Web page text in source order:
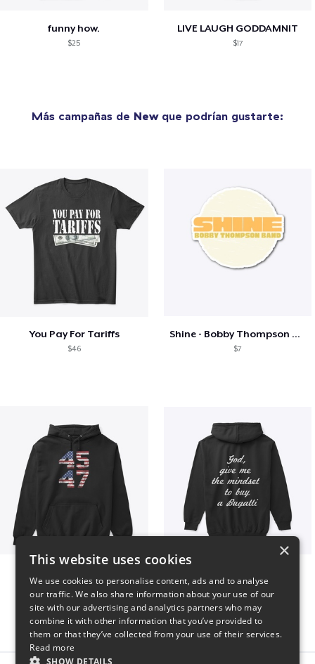
funny how.
$25
LIVE LAUGH GODDAMNIT
$17
Más campañas de Newque podrían gustarte:
You Pay For Tariffs
$46
Shine - Bobby Thompson Band Merch
$7
$40 $51
×
This website uses cookies
We use cookies to personalise content, ads and to analyse
our traffic. We also share information about your use of our
site with our advertising and analytics partners who may
combine it with other information that you’ve provided to
them or that they’ve collected from your use of their services.
Read more
SHOW DETAILS